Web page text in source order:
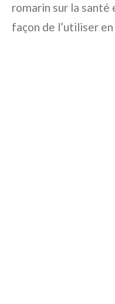
romarin sur la santé
façon de l’utiliser